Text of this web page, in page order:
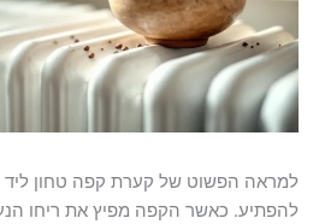
למראה הפשוט של קערת קפה טחון ליד
להפתיע. כאשר הקפה מפיץ את ריחו